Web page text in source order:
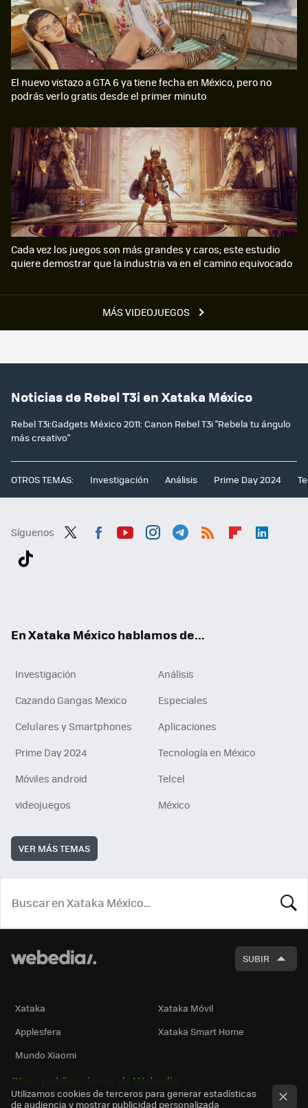
MÁS VIDEOJUEGOS
El nuevo vistazo a GTA 6 ya tiene fecha en México, pero no
podrás verlo gratis desde el primer minuto
Cada vez los juegos son más grandes y caros; este estudio
quiere demostrar que la industria va en el camino equivocado
Noticias de Rebel T3i en Xataka México
Rebel T3i:Gadgets México 2011: Canon Rebel T3i "Rebela tu ángulo
más creativo"
OTROS TEMAS: Investigación Análisis Prime Day 2024
Síguenos
En Xataka México hablamos de...
Investigación
Análisis
Cazando Gangas Mexico
Especiales
Celulares y Smartphones
Aplicaciones
Prime Day 2024
Tecnología en México
Móviles android
Telcel
videojuegos
México
VER MÁS TEMAS
SUBIR
Xataka
Xataka Móvil
Applesfera
Xataka Smart Home
Mundo Xiaomi
Otras publicaciones de Webedia
Utilizamos cookies de terceros para generar estadísticas
de audiencia y mostrar publicidad personalizada